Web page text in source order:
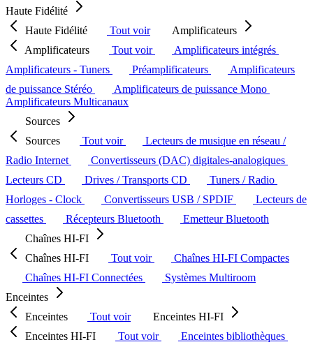
Haute Fidélité
Haute Fidélité
Tout voir
Amplificateurs
Amplificateurs
Tout voir
Amplificateurs intégrés
Amplificateurs - Tuners
Préamplificateurs
Amplificateurs
de puissance Stéréo
Amplificateurs de puissance Mono
Amplificateurs Multicanaux
Sources
Sources
Tout voir
Lecteurs de musique en réseau /
Radio Internet
Convertisseurs (DAC) digitales-analogiques
Lecteurs CD
Drives / Transports CD
Tuners / Radio
Horloges - Clock
Convertisseurs USB / SPDIF
Lecteurs de
cassettes
Récepteurs Bluetooth
Emetteur Bluetooth
Chaînes HI-FI
Chaînes HI-FI
Tout voir
Chaînes HI-FI Compactes
Chaînes HI-FI Connectées
Systèmes Multiroom
Enceintes
Enceintes
Tout voir
Enceintes HI-FI
Enceintes HI-FI
Tout voir
Enceintes bibliothèques